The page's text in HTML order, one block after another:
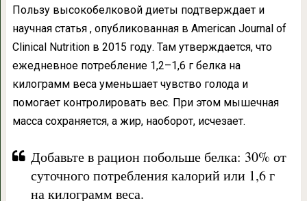
Пользу высокобелковой диеты подтверждает и
научная статья , опубликованная в American Journal of
Clinical Nutrition в 2015 году. Там утверждается, что
ежедневное потребление 1,2–1,6 г белка на
килограмм веса уменьшает чувство голода и
помогает контролировать вес. При этом мышечная
масса сохраняется, а жир, наоборот, исчезает.
Добавьте в рацион побольше белка: 30% от
суточного потребления калорий или 1,6 г
на килограмм веса.